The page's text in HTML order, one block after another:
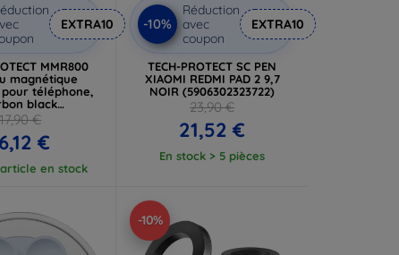
EXTRA10
MMR800
magnétique
téléphone,
black
17,90 €
€
en stock
-10%
Réduction
avec
coupon
EXTRA10
TECH-PROTECT SC PEN
XIAOMI REDMI PAD 2 9,7
NOIR (5906302323722)
23,90 €
21,52 €
En stock > 5 pièces
-10%